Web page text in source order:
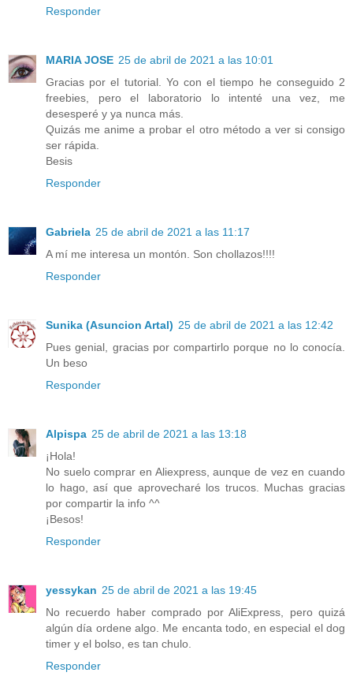
Responder
MARIA JOSE 25 de abril de 2021 a las 10:01
Gracias por el tutorial. Yo con el tiempo he conseguido 2
freebies, pero el laboratorio lo intenté una vez, me
desesperé y ya nunca más.
Quizás me anime a probar el otro método a ver si consigo
ser rápida.
Besis
Responder
Gabriela 25 de abril de 2021 a las 11:17
A mí me interesa un montón. Son chollazos!!!!
Responder
Sunika (Asuncion Artal) 25 de abril de 2021 a las 12:42
Pues genial, gracias por compartirlo porque no lo conocía.
Un beso
Responder
Alpispa 25 de abril de 2021 a las 13:18
¡Hola!
No suelo comprar en Aliexpress, aunque de vez en cuando
lo hago, así que aprovecharé los trucos. Muchas gracias
por compartir la info ^^
¡Besos!
Responder
yessykan 25 de abril de 2021 a las 19:45
No recuerdo haber comprado por AliExpress, pero quizá
algún día ordene algo. Me encanta todo, en especial el dog
timer y el bolso, es tan chulo.
Responder